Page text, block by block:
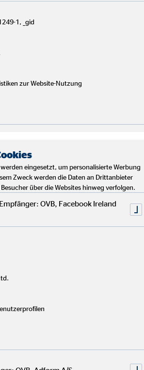
Selbstbestimmung und
und Austausch stehen im
ist vielfältig, da jede*r Kund*in
braucht. Als OVB-Berater*in
die richtigen finanziellen
1, _gid
zur Website-Nutzung
eingesetzt, um personalisierte Werbung
Zweck werden die Daten an Drittanbieter
über die Websites hinweg verfolgen.
OVB, Facebook Ireland